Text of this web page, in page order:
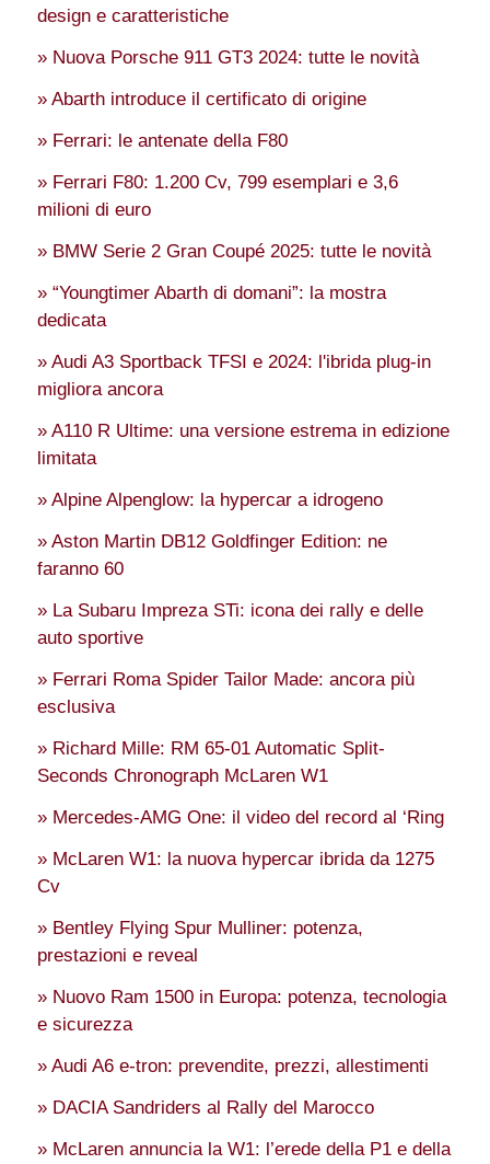
design e caratteristiche
» Nuova Porsche 911 GT3 2024: tutte le novità
» Abarth introduce il certificato di origine
» Ferrari: le antenate della F80
» Ferrari F80: 1.200 Cv, 799 esemplari e 3,6
milioni di euro
» BMW Serie 2 Gran Coupé 2025: tutte le novità
» “Youngtimer Abarth di domani”: la mostra
dedicata
» Audi A3 Sportback TFSI e 2024: l'ibrida plug-in
migliora ancora
» A110 R Ultime: una versione estrema in edizione
limitata
» Alpine Alpenglow: la hypercar a idrogeno
» Aston Martin DB12 Goldfinger Edition: ne
faranno 60
» La Subaru Impreza STi: icona dei rally e delle
auto sportive
» Ferrari Roma Spider Tailor Made: ancora più
esclusiva
» Richard Mille: RM 65-01 Automatic Split-
Seconds Chronograph McLaren W1
» Mercedes-AMG One: il video del record al ‘Ring
» McLaren W1: la nuova hypercar ibrida da 1275
Cv
» Bentley Flying Spur Mulliner: potenza,
prestazioni e reveal
» Nuovo Ram 1500 in Europa: potenza, tecnologia
e sicurezza
» Audi A6 e-tron: prevendite, prezzi, allestimenti
» DACIA Sandriders al Rally del Marocco
» McLaren annuncia la W1: l’erede della P1 e della